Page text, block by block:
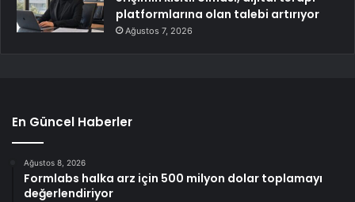
platformlarına olan talebi artırıyor
Ağustos 7, 2026
En Güncel Haberler
Ağustos 8, 2026
Formlabs halka arz için 500 milyon dolar toplamayı
değerlendiriyor